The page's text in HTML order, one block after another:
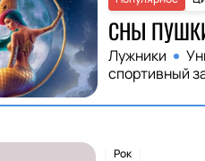
СНЫ
Лужники
спортивный
Рок